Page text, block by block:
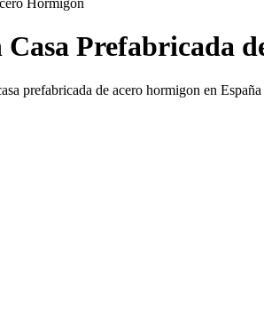
Hormigon
Prefabricada
prefabricada de acero hormigon en